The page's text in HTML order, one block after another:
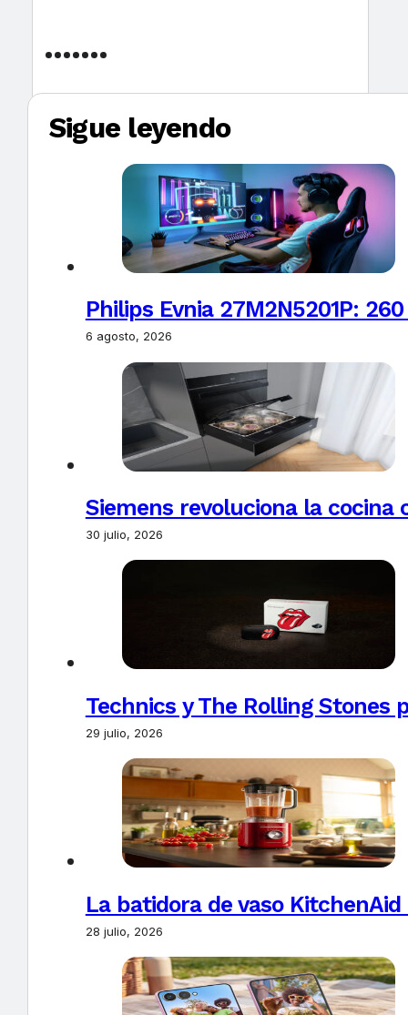
Sigue leyendo
Philips Evnia 27M2N5201P:
6 agosto, 2026
Siemens revoluciona la
30 julio, 2026
Technics y The Rolling Stones
29 julio, 2026
La batidora de vaso
28 julio, 2026